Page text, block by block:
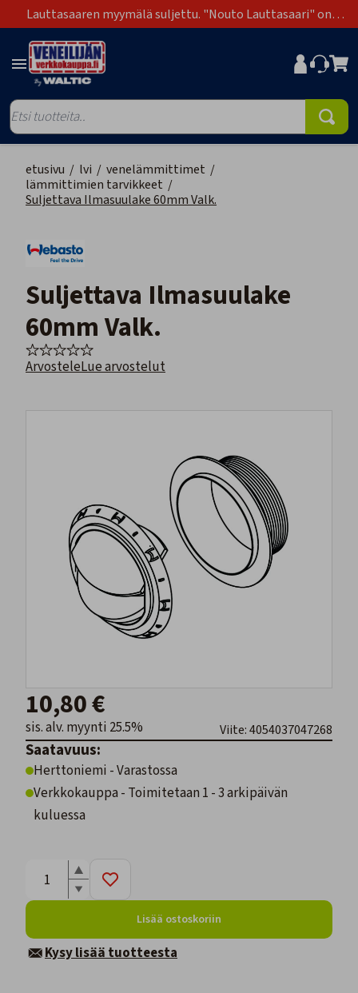
Lauttasaaren myymälä suljettu. "Nouto Lauttasaari" on
poistunut toimitustapavaihtoehdoista.
etusivu / lvi / venelämmittimet /
lämmittimien tarvikkeet /
Suljettava Ilmasuulake 60mm Valk.
Suljettava Ilmasuulake
60mm Valk.
ArvosteleLue arvostelut
10,80 €
sis. alv. myynti 25.5% Viite: 4054037047268
Saatavuus:
Herttoniemi - Varastossa
Verkkokauppa - Toimitetaan 1 - 3 arkipäivän
kuluessa
Lisää ostoskoriin
Kysy lisää tuotteesta